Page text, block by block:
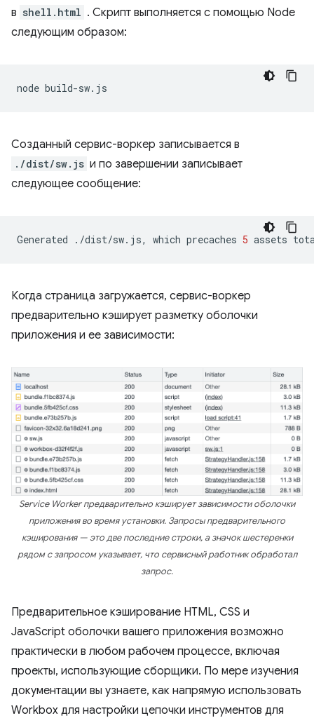
в shell.html . Скрипт выполняется с помощью Node
следующим образом:
node
Созданный сервис-воркер записывается в
./dist/sw.js и по завершении записывает
следующее сообщение:
Generated ./dist/sw.js, which precaches 5 assets
Когда страница загружается, сервис-воркер
предварительно кэширует разметку оболочки
приложения и ее зависимости:
Service Worker предварительно кэширует зависимости оболочки
приложения во время установки. Запросы предварительного
кэширования — это две последние строки, а значок шестеренки
рядом с запросом указывает, что сервисный работник обработал
запрос.
Предварительное кэширование HTML, CSS и
JavaScript оболочки вашего приложения возможно
практически в любом рабочем процессе, включая
проекты, использующие сборщики. По мере изучения
документации вы узнаете, как напрямую использовать
Workbox для настройки цепочки инструментов для